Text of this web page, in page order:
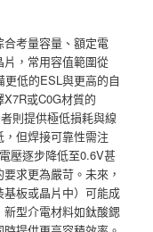
考量容量、額定電
，常用容值範圍從
低的ESL與更高的自
或C0G材質的
則提供極低損耗與線
但焊接可靠性需注
壓逐步降低至0.6V甚
求更為嚴苛。未來，
板或晶片中）可能成
型介電材料如鈦酸鍶